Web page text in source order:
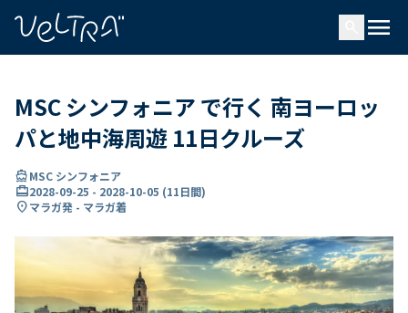
menu
MSC シンフォニア で行く 南ヨーロッ
パと地中海周遊 11日クルーズ
directions_boatMSC シンフォニア
card_travel2028-09-25 - 2028-10-05 (11日間)
location_onマラガ発 - マラガ着